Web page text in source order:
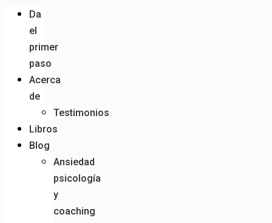
Da
el
primer
paso
Acerca
de
Testimonios
Libros
Blog
Ansiedad
psicología
y
coaching